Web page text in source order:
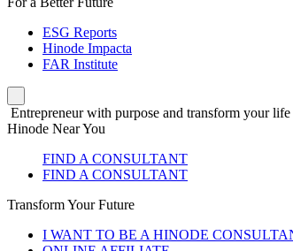
ESG Reports
Hinode Impacta
FAR Institute
Entrepreneur with purpose and transform your
Hinode Near You
FIND A CONSULTANT
FIND A CONSULTANT
Transform Your Future
I WANT TO BE A HINODE